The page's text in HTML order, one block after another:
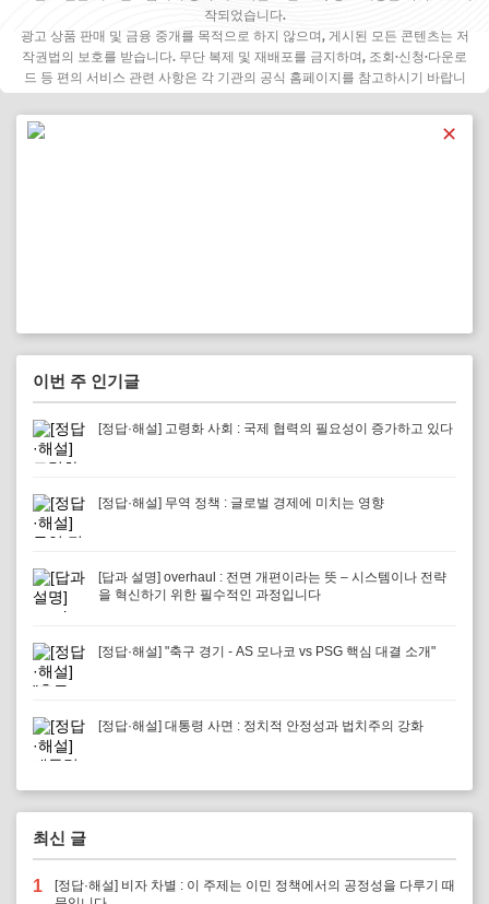
작되었습니다.
광고 상품 판매 및 금융 중개를 목적으로 하지 않으며, 게시된 모든 콘텐츠는 저
작권법의 보호를 받습니다. 무단 복제 및 재배포를 금지하며, 조회·신청·다운로
드 등 편의 서비스 관련 사항은 각 기관의 공식 홈페이지를 참고하시기 바랍니
✕
이번 주 인기글
[정답·해설] 고령화 사회 : 국제 협력의 필요성이 증가하고 있다
[정답·해설] 무역 정책 : 글로벌 경제에 미치는 영향
[답과 설명] overhaul : 전면 개편이라는 뜻 – 시스템이나 전략
을 혁신하기 위한 필수적인 과정입니다
[정답·해설] "축구 경기 - AS 모나코 vs PSG 핵심 대결 소개"
[정답·해설] 대통령 사면 : 정치적 안정성과 법치주의 강화
최신 글
1
[정답·해설] 비자 차별 : 이 주제는 이민 정책에서의 공정성을 다루기 때